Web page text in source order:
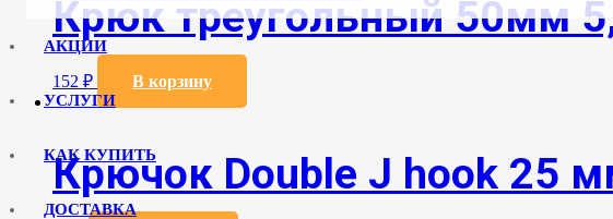
АКЦИИ
УСЛУГИ
КАК КУПИТЬ
ДОСТАВКА
Крюк треугольный 50мм
152 ₽ В корзину
Крючок Double J hook 25